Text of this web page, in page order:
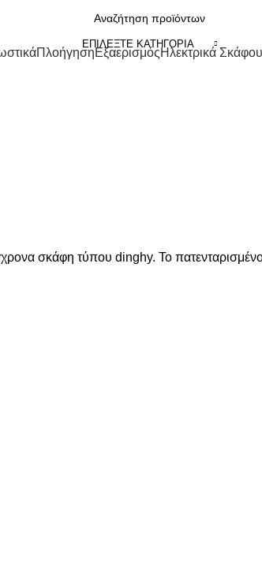
ΕΠΙΛΈΞΤΕ ΚΑΤΗΓΟΡΊΑ
ΠλοήγησηΕξαερισμόςΗλεκτρικά
σκάφη τύπου dinghy. Το